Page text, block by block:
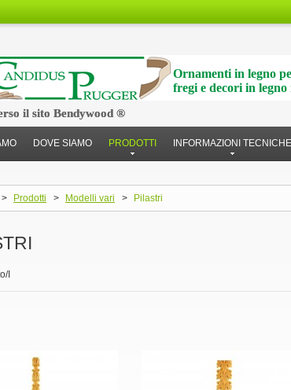
Ornamenti in legno
fregi e decori in legno
il sito Bendywood ®
il sito Bendywood ®
DOVE SIAMO PRODOTTI INFORMAZIONI TECNICHE
> Prodotti > Modelli vari > Pilastri
I